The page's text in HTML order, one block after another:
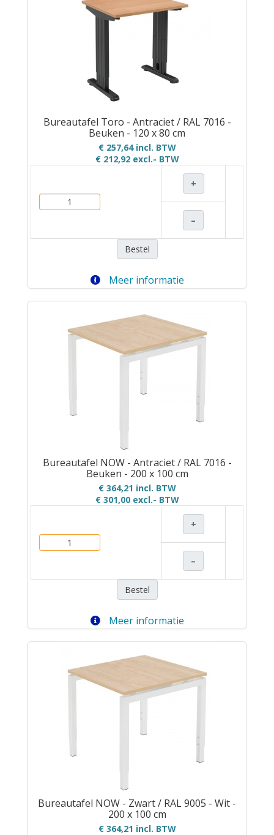
Bureautafel Toro - Antraciet / RAL 7016 -
Beuken - 120 x 80 cm
€ 257,64 incl. BTW
€ 212,92excl.- BTW
+
–
Bestel
Meer informatie
Bureautafel NOW - Antraciet / RAL 7016 -
Beuken - 200 x 100 cm
€ 364,21 incl. BTW
€ 301,00excl.- BTW
+
–
Bestel
Meer informatie
Bureautafel NOW - Zwart / RAL 9005 - Wit -
200 x 100 cm
€ 364,21 incl. BTW